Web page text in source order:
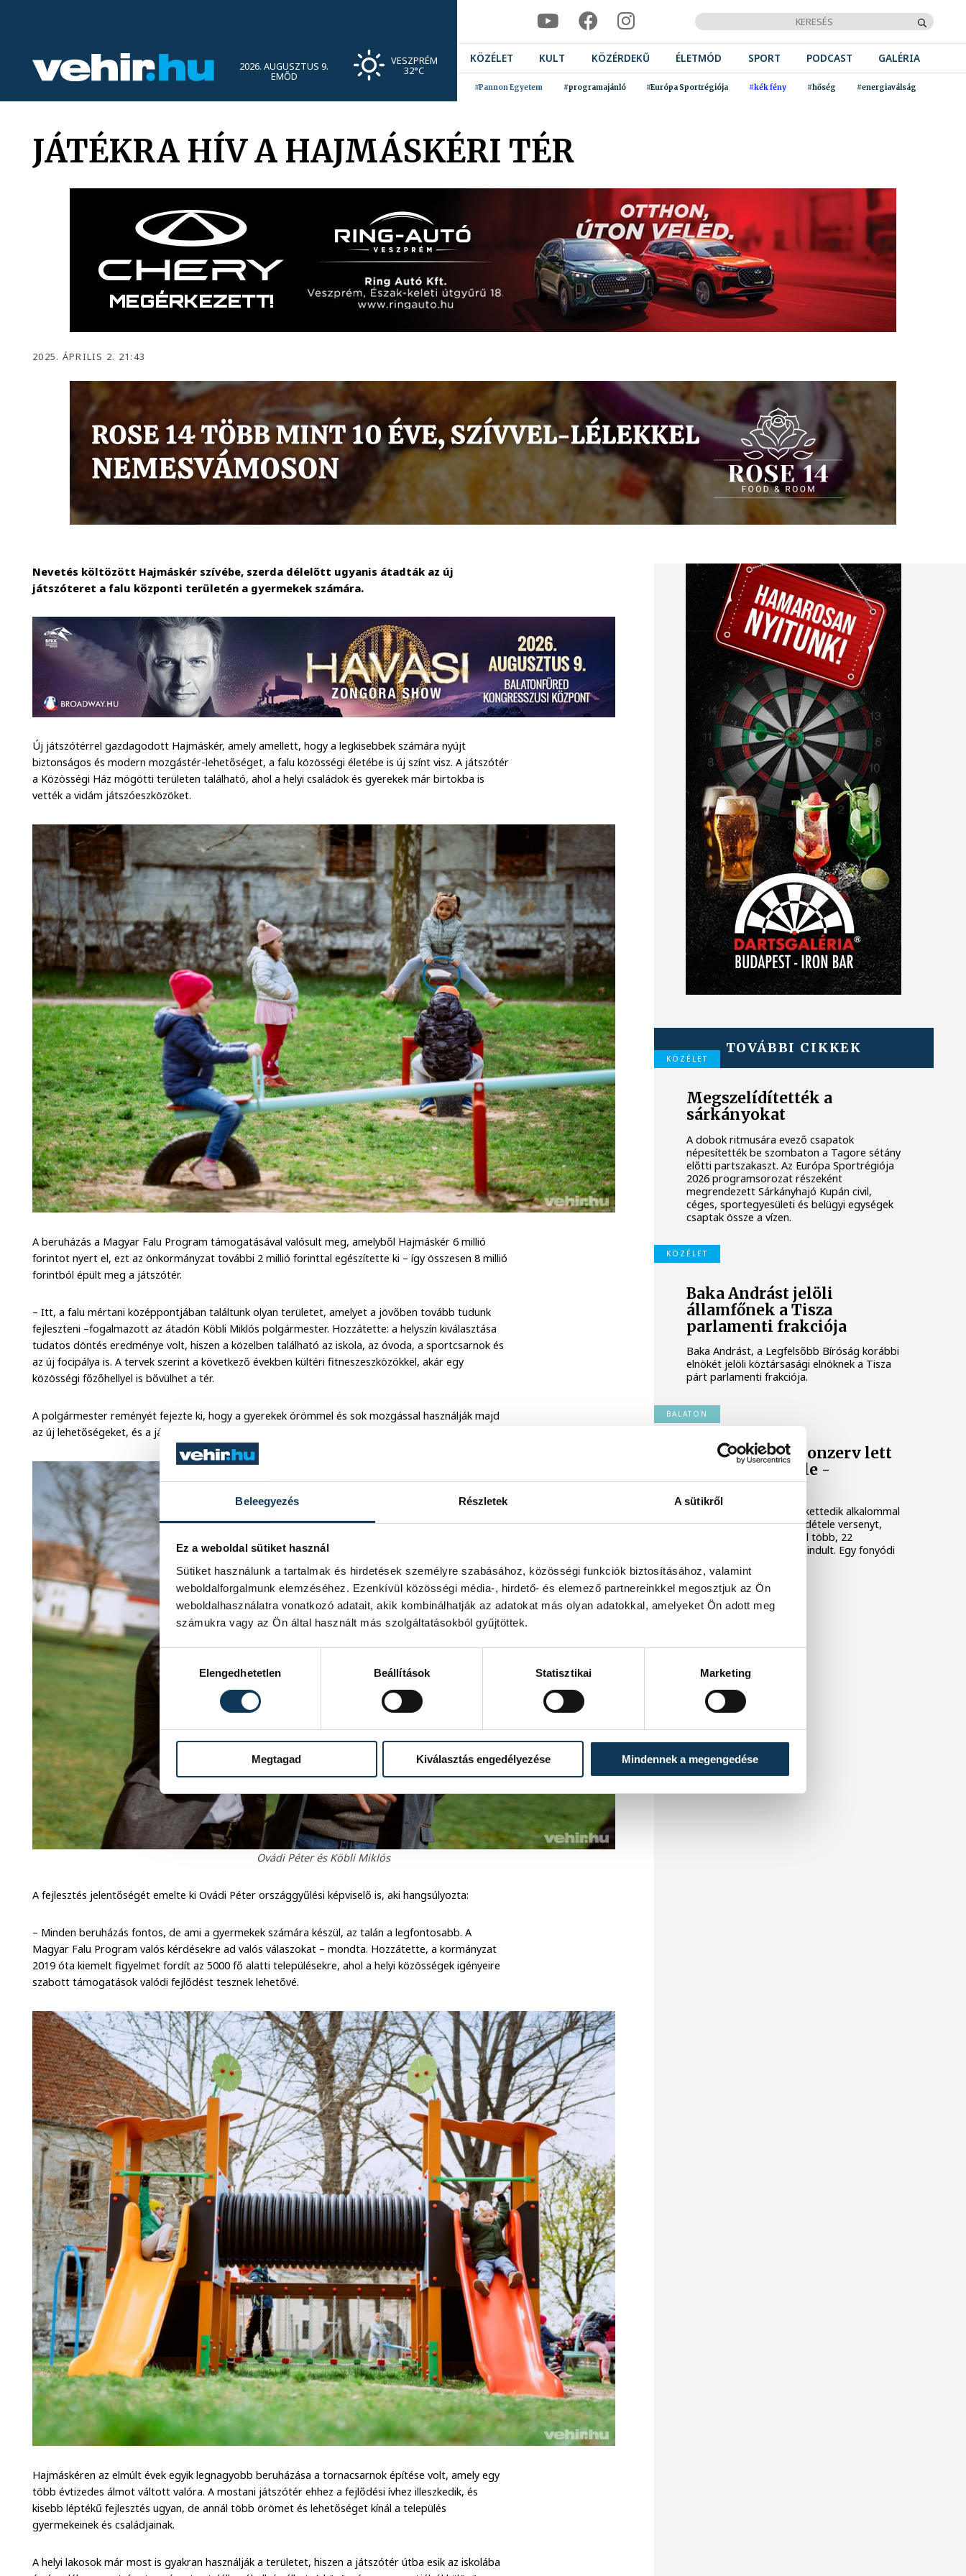
Beleegyezés Részletek A sütikről
Ez a weboldal sütiket használ
Sütiket használunk a tartalmak és hirdetések személyre szabásához, közösségi funkciók biztosításához, valamint
weboldalforgalmunk elemzéséhez. Ezenkívül közösségi média-, hirdető- és elemező partnereinkkel megosztjuk az Ön
weboldalhasználatra vonatkozó adatait, akik kombinálhatják az adatokat más olyan adatokkal, amelyeket Ön adott meg
számukra vagy az Ön által használt más szolgáltatásokból gyűjtöttek.
Elengedhetetlen
Beállítások Statisztikai Marketing
Megtagad Kiválasztás engedélyezése Mindennek a megengedése
2026. AUGUSZTUS 9.
EMŐD
VESZPRÉM
32°C
KÖZÉLET KULT KÖZÉRDEKŰ ÉLETMÓD SPORT PODCAST GALÉRIA
#Pannon Egyetem #programajánló #Európa Sportrégiója #kék fény #hőség #energiaválság
JÁTÉKRA HÍV A HAJMÁSKÉRI TÉR
2025. ÁPRILIS 2. 21:43
Nevetés költözött Hajmáskér szívébe, szerda délelőtt ugyanis átadták az új
játszóteret a falu központi területén a gyermekek számára.
Új játszótérrel gazdagodott Hajmáskér, amely amellett, hogy a legkisebbek számára nyújt
biztonságos és modern mozgástér-lehetőséget, a falu közösségi életébe is új színt visz. A játszótér
a Közösségi Ház mögötti területen található, ahol a helyi családok és gyerekek már birtokba is
vették a vidám játszóeszközöket.
A beruházás a Magyar Falu Program támogatásával valósult meg, amelyből Hajmáskér 6 millió
forintot nyert el, ezt az önkormányzat további 2 millió forinttal egészítette ki – így összesen 8 millió
forintból épült meg a játszótér.
– Itt, a falu mértani középpontjában találtunk olyan területet, amelyet a jövőben tovább tudunk
fejleszteni –fogalmazott az átadón Köbli Miklós polgármester. Hozzátette: a helyszín kiválasztása
tudatos döntés eredménye volt, hiszen a közelben található az iskola, az óvoda, a sportcsarnok és
az új focipálya is. A tervek szerint a következő években kültéri fitneszeszközökkel, akár egy
közösségi főzőhellyel is bővülhet a tér.
A polgármester reményét fejezte ki, hogy a gyerekek örömmel és sok mozgással használják majd
az új lehetőségeket, és a játszótér valódi közösségi térré válik.
Ovádi Péter és Köbli Miklós
A fejlesztés jelentőségét emelte ki Ovádi Péter országgyűlési képviselő is, aki hangsúlyozta:
– Minden beruházás fontos, de ami a gyermekek számára készül, az talán a legfontosabb. A
Magyar Falu Program valós kérdésekre ad valós válaszokat – mondta. Hozzátette, a kormányzat
2019 óta kiemelt figyelmet fordít az 5000 fő alatti településekre, ahol a helyi közösségek igényeire
szabott támogatások valódi fejlődést tesznek lehetővé.
Hajmáskéren az elmúlt évek egyik legnagyobb beruházása a tornacsarnok építése volt, amely egy
több évtizedes álmot váltott valóra. A mostani játszótér ehhez a fejlődési ívhez illeszkedik, és
kisebb léptékű fejlesztés ugyan, de annál több örömet és lehetőséget kínál a település
gyermekeinek és családjainak.
A helyi lakosok már most is gyakran használják a területet, hiszen a játszótér útba esik az iskolába
TOVÁBBI CIKKEK
KÖZÉLET
Megszelídítették a
sárkányokat
A dobok ritmusára evező csapatok
népesítették be szombaton a Tagore sétány
előtti partszakaszt. Az Európa Sportrégiója
2026 programsorozat részeként
megrendezett Sárkányhajó Kupán civil,
céges, sportegyesületi és belügyi egységek
csaptak össze a vízen.
KÖZÉLET
Baka Andrást jelöli
államfőnek a Tisza
parlamenti frakciója
Baka Andrást, a Legfelsőbb Bíróság korábbi
elnökét jelöli köztársasági elnöknek a Tisza
párt parlamenti frakciója.
BALATON
Egy furcsa halkonzerv lett
az Év Strandétele -
mutatjuk!
A Balatoni Kör idén tizenkettedik alkalommal
hirdette meg az év strandétele versenyt,
amelyre minden eddiginél több, 22
vendéglátóhely 44 étellel indult. Egy fonyódi